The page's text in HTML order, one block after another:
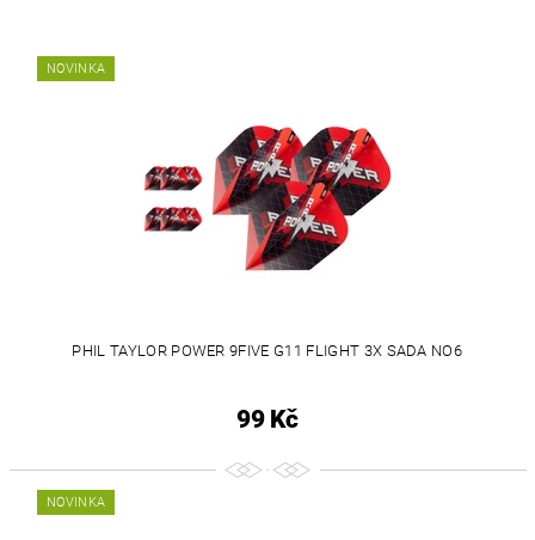
NOVINKA
PHIL TAYLOR POWER 9FIVE G11 FLIGHT 3X SADA NO6
99 Kč
NOVINKA